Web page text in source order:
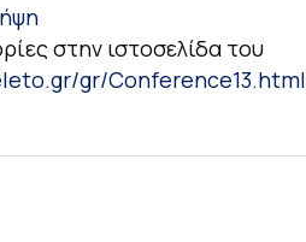
στην ιστοσελίδα του
gr/Conference13.html